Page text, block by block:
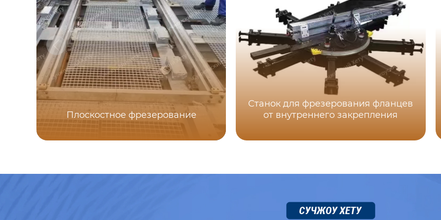
Плоскостное фрезерование
Станок для фрезерования фланцев
от внутреннего закрепления